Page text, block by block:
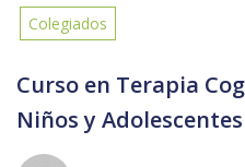
Colegiados
Curso en Terapia
Niños y